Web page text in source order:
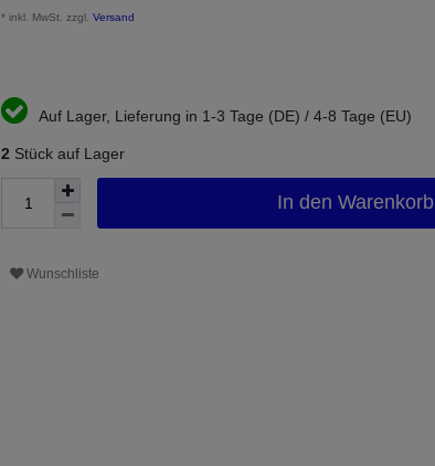
* inkl. MwSt. zzgl. Versand
Auf Lager, Lieferung in 1-3 Tage (DE) / 4-8 Tage (EU)
2 Stück auf Lager
In den Warenkorb
Wunschliste